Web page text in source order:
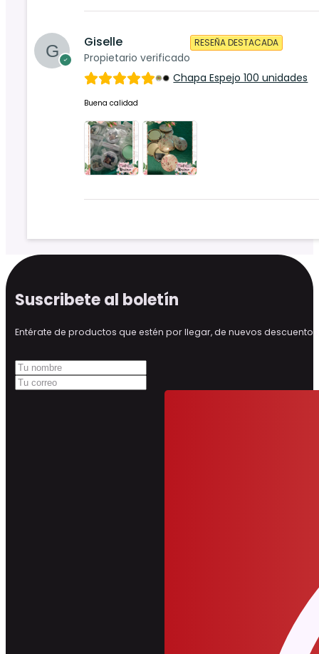
Giselle
Propietario verificado
RESEÑA DESTACADA
Chapa Espejo 100 unidades
Buena calidad
Suscribete al boletín
Entérate de productos que estén por llegar, de nuevos